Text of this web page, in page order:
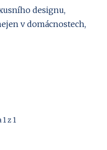
designu,
v domácnostech,
z 1